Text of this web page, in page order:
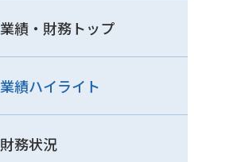
業績・財務トップ
業績ハイライト
財務状況